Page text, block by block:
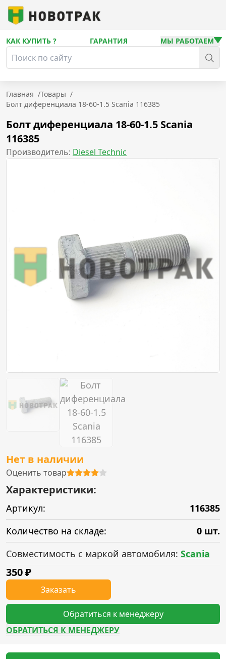
КАК КУПИТЬ ? ГАРАНТИЯ МЫ РАБОТАЕМ
Главная /Товары /
Болт диференциала 18-60-1.5 Scania 116385
Болт диференциала 18-60-1.5 Scania
116385
Производитель: Diesel Technic
Нет в наличии
Оценить товар
Характеристики:
Артикул:
116385
Количество на складе:
0 шт.
Совместимость с маркой автомобиля: Scania
350₽
Заказать
Обратиться к менеджеру
ОБРАТИТЬСЯ К МЕНЕДЖЕРУ